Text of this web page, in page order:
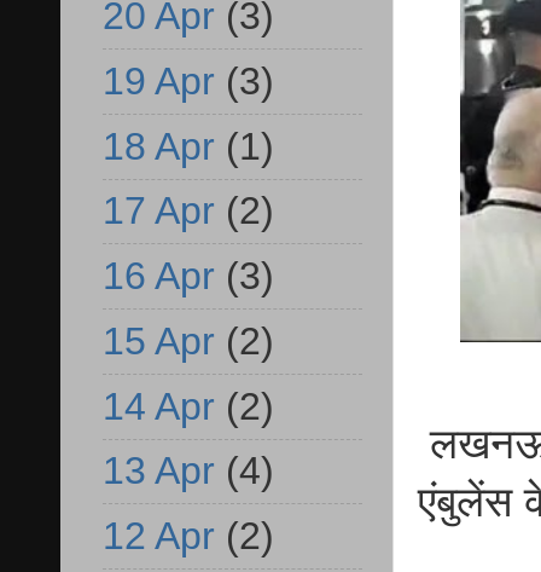
लखनऊ
एंबुलेंस
20 Apr (3)
19 Apr (3)
18 Apr (1)
17 Apr (2)
16 Apr (3)
15 Apr (2)
14 Apr (2)
13 Apr (4)
12 Apr (2)